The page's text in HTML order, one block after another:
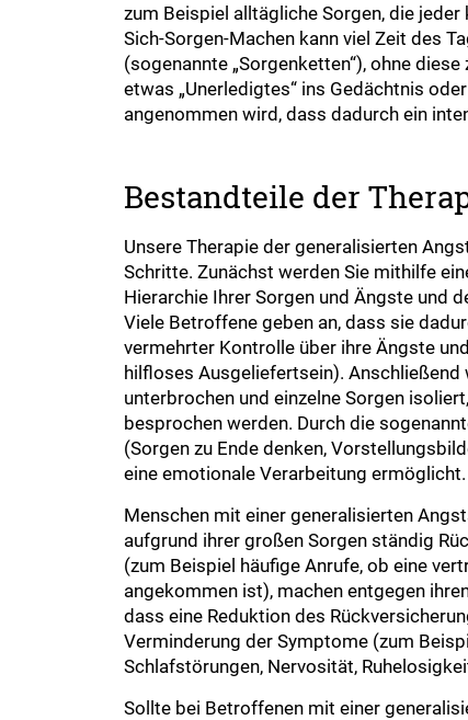
zum Beispiel alltägliche Sorgen, die
Sich-Sorgen-Machen kann viel Zeit des
(sogenannte „Sorgenketten“), ohne
etwas „Unerledigtes“ ins Gedächtnis
angenommen wird, dass dadurch ein
Bestandteile der
Unsere Therapie der generalisierten
Schritte. Zunächst werden Sie mithilfe
Hierarchie Ihrer Sorgen und Ängste und
Viele Betroffene geben an, dass sie
vermehrter Kontrolle über ihre Ängste
hilfloses Ausgeliefertsein). Anschließend
unterbrochen und einzelne Sorgen
besprochen werden. Durch die
(Sorgen zu Ende denken,
eine emotionale Verarbeitung ermöglicht.
Menschen mit einer generalisierten
aufgrund ihrer großen Sorgen ständig
(zum Beispiel häufige Anrufe, ob eine
angekommen ist), machen entgegen
dass eine Reduktion des
Verminderung der Symptome (zum
Schlafstörungen, Nervosität,
Sollte bei Betroffenen mit einer